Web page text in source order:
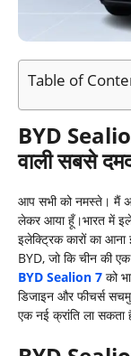
Table of
BYD
वालीसबसे
आप सभी को नमस्ते। मैं
लेकर आया हूँ।भारत में
इलेक्ट्रिक कारों का आना
BYD, जो कि चीन की
BYD Sealion 7 को
डिजाइन और फीचर्स
एक नई क्रांति ला सकता